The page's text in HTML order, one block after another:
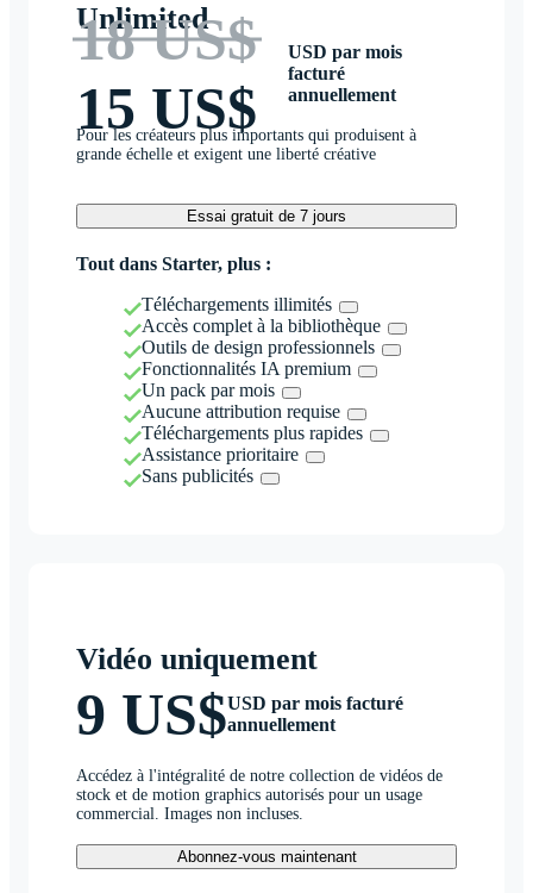
Unlimited
18 US$
15 US$
USD par mois
facturé
annuellement
Pour les créateurs plus importants qui produisent à
grande échelle et exigent une liberté créative
Essai gratuit de 7 jours
Tout dans Starter, plus :
Téléchargements illimités
Accès complet à la bibliothèque
Outils de design professionnels
Fonctionnalités IA premium
Un pack par mois
Aucune attribution requise
Téléchargements plus rapides
Assistance prioritaire
Sans publicités
Vidéo uniquement
9 US$USD par mois facturé
annuellement
Accédez à l'intégralité de notre collection de vidéos de
stock et de motion graphics autorisés pour un usage
commercial. Images non incluses.
Abonnez-vous maintenant